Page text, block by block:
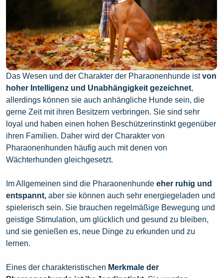
Das Wesen und der Charakter der Pharaonenhunde istvon
hoher Intelligenz und Unabhängigkeit gezeichnet,
allerdings können sie auch anhängliche Hunde sein, die
gerne Zeit mit ihren Besitzern verbringen. Sie sind sehr
loyal und haben einen hohen Beschützerinstinkt gegenüber
ihren Familien. Daher wird der Charakter von
Pharaonenhunden häufig auch mit denen von
Wächterhunden gleichgesetzt.
Im Allgemeinen sind die Pharaonenhunde eher ruhig und
entspannt, aber sie können auch sehr energiegeladen und
spielerisch sein. Sie brauchen regelmäßige Bewegung und
geistige Stimulation, um glücklich und gesund zu bleiben,
und sie genießen es, neue Dinge zu erkunden und zu
lernen.
Eines der charakteristischen Merkmale der